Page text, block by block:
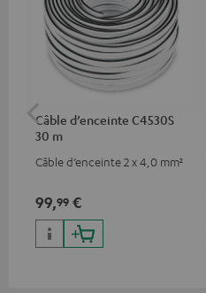
Câble d’enceinte C4530S
30 m
Câble d’enceinte 2 x 4,0 mm²
99,99 €